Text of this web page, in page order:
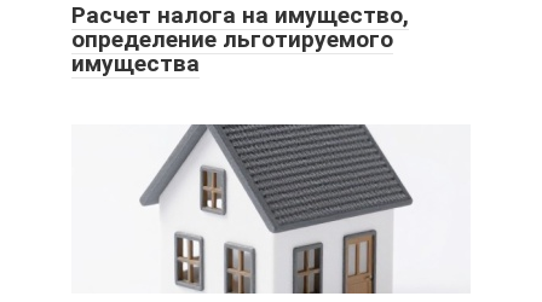
Расчет налога на имущество,
определение льготируемого
имущества